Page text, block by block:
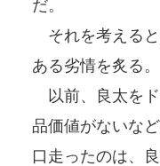
だ。
それを考える
ある劣情を炙る。
以前、良太を
品価値がないな
口走ったのは、